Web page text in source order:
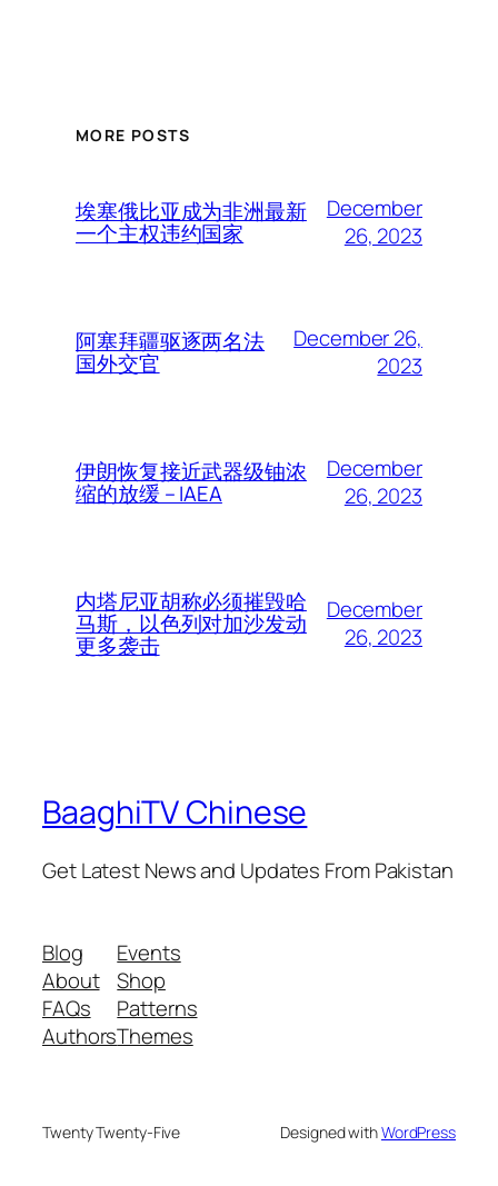
MORE POSTS
埃塞俄比亚成为非洲最新
一个主权违约国家
December
26, 2023
阿塞拜疆驱逐两名法
国外交官
December 26,
2023
伊朗恢复接近武器级铀浓
缩的放缓 – IAEA
December
26, 2023
内塔尼亚胡称必须摧毁哈
马斯，以色列对加沙发动
更多袭击
December
26, 2023
BaaghiTV Chinese
Get Latest News and Updates From Pakistan
Blog
About
FAQs
Authors
Events
Shop
Patterns
Themes
Twenty Twenty-Five Designed withWordPress